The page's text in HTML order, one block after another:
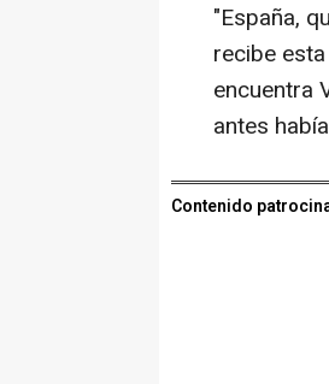
"España,
recibe
encuentra
antes
Contenido